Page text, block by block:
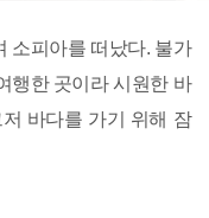
소피아를 떠났다. 불가
행한 곳이라 시원한 바
바다를 가기 위해 잠